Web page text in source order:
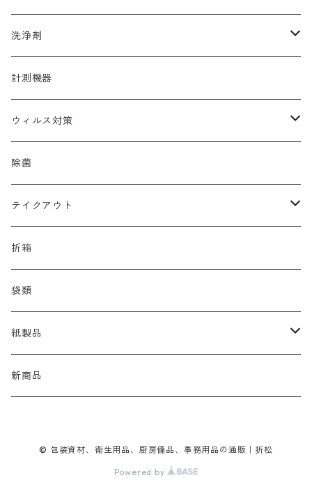
マスク
帽子
靴
品質保持
厨房機器洗浄剤
清掃用洗剤
中性除菌洗浄剤
多目的高機能洗剤
洗浄剤
調理器具洗浄剤
計測機器
ウィルス対策
コロナ
ノロ
除菌
テイクアウト
おしぼり
オードブル
お弁当
袋
折箱
袋類
紙製品
ペーパータオル
新商品
© 包装資材、衛生用品、厨房備品、事務用品の通販｜折松
Powered by